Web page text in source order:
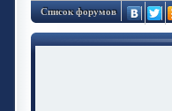
Список форумов